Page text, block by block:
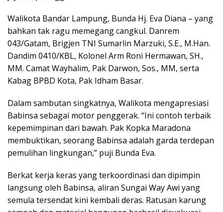
Walikota Bandar Lampung, Bunda Hj. Eva Diana – yang
bahkan tak ragu memegang cangkul. Danrem
043/Gatam, Brigjen TNI Sumarlin Marzuki, S.E., M.Han.
Dandim 0410/KBL, Kolonel Arm Roni Hermawan, SH.,
MM. Camat Wayhalim, Pak Darwon, Sos., MM, serta
Kabag BPBD Kota, Pak Idham Basar.
Dalam sambutan singkatnya, Walikota mengapresiasi
Babinsa sebagai motor penggerak. “Ini contoh terbaik
kepemimpinan dari bawah. Pak Kopka Maradona
membuktikan, seorang Babinsa adalah garda terdepan
pemulihan lingkungan,” puji Bunda Eva.
Berkat kerja keras yang terkoordinasi dan dipimpin
langsung oleh Babinsa, aliran Sungai Way Awi yang
semula tersendat kini kembali deras. Ratusan karung